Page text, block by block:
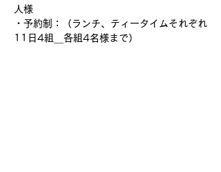
人様
・予約制：（ランチ、ティータイムそれぞれ
11日4組＿各組4名様まで）